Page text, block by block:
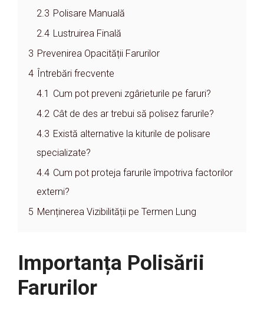
2.3 Polisare Manuală
2.4 Lustruirea Finală
3 Prevenirea Opacității Farurilor
4
Întrebări frecvente
4.1 Cum pot preveni zgârieturile pe faruri?
4.2 Cât de des ar trebui să polisez farurile?
4.3 Există alternative la kiturile de polisare
specializate?
4.4 Cum pot proteja farurile împotriva factorilor
externi?
5 Menținerea Vizibilității pe Termen Lung
Importanța Polisării
Farurilor